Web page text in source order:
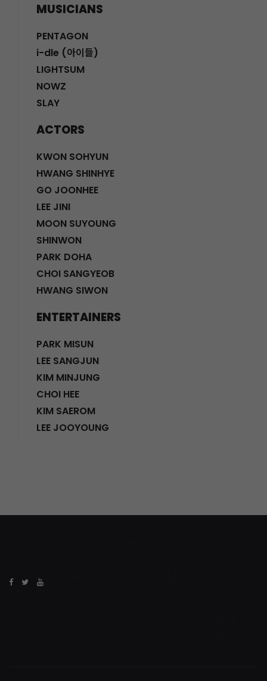
MUSICIANS
PENTAGON
i-dle (아이들)
LIGHTSUM
NOWZ
SLAY
ACTORS
KWON SOHYUN
HWANG SHINHYE
GO JOONHEE
LEE JINI
MOON SUYOUNG
SHINWON
PARK DOHA
CHOI SANGYEOB
HWANG SIWON
ENTERTAINERS
PARK MISUN
LEE SANGJUN
KIM MINJUNG
CHOI HEE
KIM SAEROM
LEE JOOYOUNG